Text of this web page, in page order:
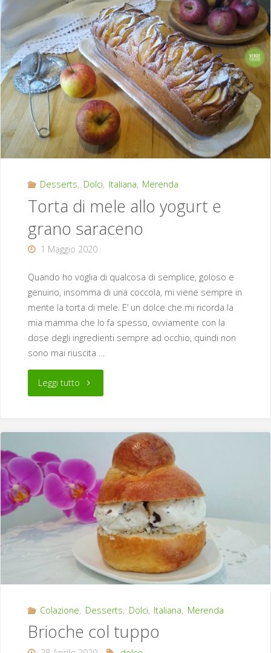
Desserts, Dolci, Italiana, Merenda
Torta di mele allo yogurt e
grano saraceno
1 Maggio 2020
Quando ho voglia di qualcosa di semplice, goloso e
genuino, insomma di una coccola, mi viene sempre in
mente la torta di mele. E’ un dolce che mi ricorda la
mia mamma che lo fa spesso, ovviamente con la
dose degli ingredienti sempre ad occhio, quindi non
sono mai riuscita …
Leggi tutto"Torta
mele
allo
yogurt
grano
saraceno"
Colazione, Desserts, Dolci, Italiana, Merenda
Brioche col tuppo